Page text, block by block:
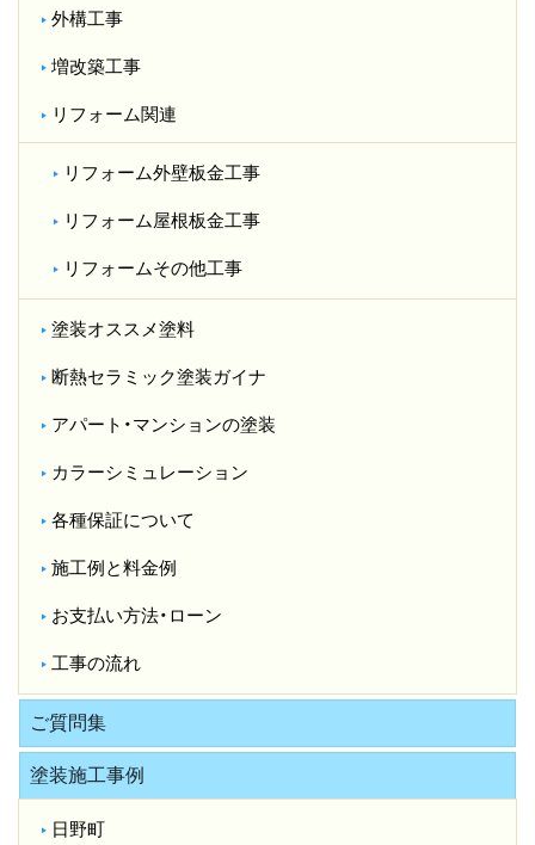
外構工事
増改築工事
リフォーム関連
リフォーム外壁板金工事
リフォーム屋根板金工事
リフォームその他工事
塗装オススメ塗料
断熱セラミック塗装ガイナ
アパート・マンションの塗装
カラーシミュレーション
各種保証について
施工例と料金例
お支払い方法・ローン
工事の流れ
ご質問集
塗装施工事例
日野町